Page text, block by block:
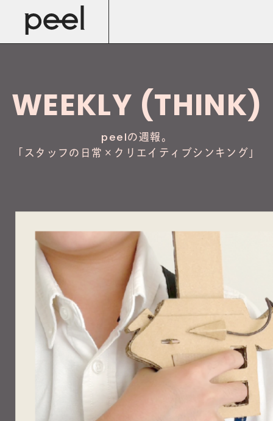
WEEKLY (THINK)
peel の週報。
スタッフの日常×クリエイティブシンキング 」